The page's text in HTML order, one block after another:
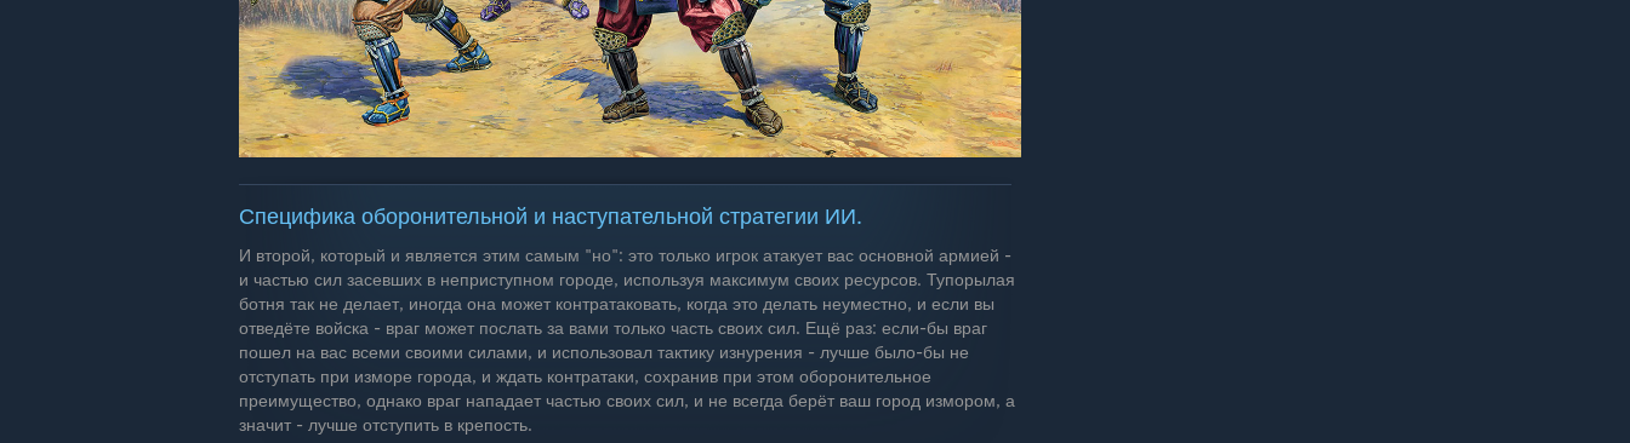
Специфика оборонительной и наступательной стратегии ИИ.
И второй, который и является этим самым "но": это только игрок атакует вас основной армией -
и частью сил засевших в неприступном городе, используя максимум своих ресурсов. Тупорылая
ботня так не делает, иногда она может контратаковать, когда это делать неуместно, и если вы
отведёте войска - враг может послать за вами только часть своих сил. Ещё раз: если-бы враг
пошел на вас всеми своими силами, и использовал тактику изнурения - лучше было-бы не
отступать при изморе города, и ждать контратаки, сохранив при этом оборонительное
преимущество, однако враг нападает частью своих сил, и не всегда берёт ваш город измором, а
значит - лучше отступить в крепость.